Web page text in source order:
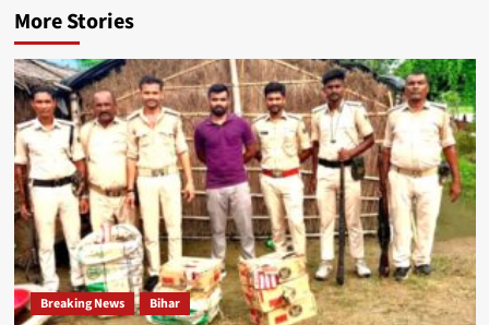
More Stories
Breaking News Bihar